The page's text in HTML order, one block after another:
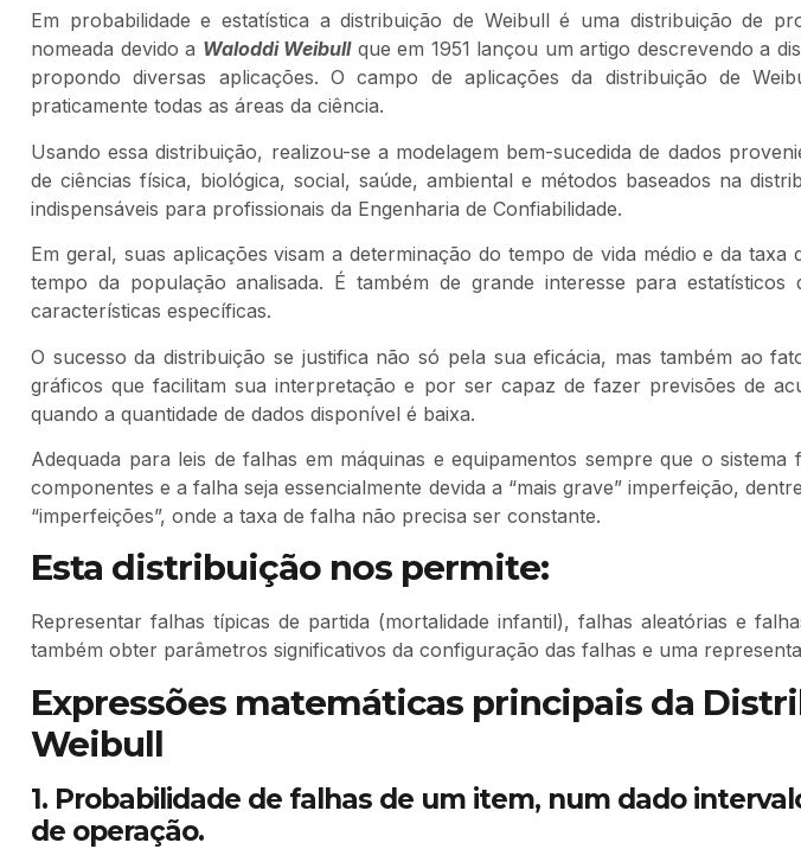
Em probabilidade e estatística a distribuição de Weibull é uma distribuição de
nomeada devido a Waloddi Weibullque em 1951 lançou um artigo descrevendo a
propondo diversas aplicações. O campo de aplicações da distribuição de
praticamente todas as áreas da ciência.
Usando essa distribuição, realizou-se a modelagem bem-sucedida de dados
de ciências física, biológica, social, saúde, ambiental e métodos baseados na
indispensáveis para profissionais da Engenharia de Confiabilidade.
Em geral, suas aplicações visam a determinação do tempo de vida médio e da taxa
tempo da população analisada. É também de grande interesse para estatísticos
características específicas.
O sucesso da distribuição se justifica não só pela sua eficácia, mas também ao
gráficos que facilitam sua interpretação e por ser capaz de fazer previsões de
quando a quantidade de dados disponível é baixa.
Adequada para leis de falhas em máquinas e equipamentos sempre que o
componentes e a falha seja essencialmente devida a “mais grave” imperfeição,
“imperfeições”, onde a taxa de falha não precisa ser constante.
Esta distribuição nos permite:
Representar falhas típicas de partida (mortalidade infantil), falhas aleatórias e
também obter parâmetros significativos da configuração das falhas e uma
Expressões matemáticas principais da
Weibull
1. Probabilidade de falhas de um item, num dado
de operação.